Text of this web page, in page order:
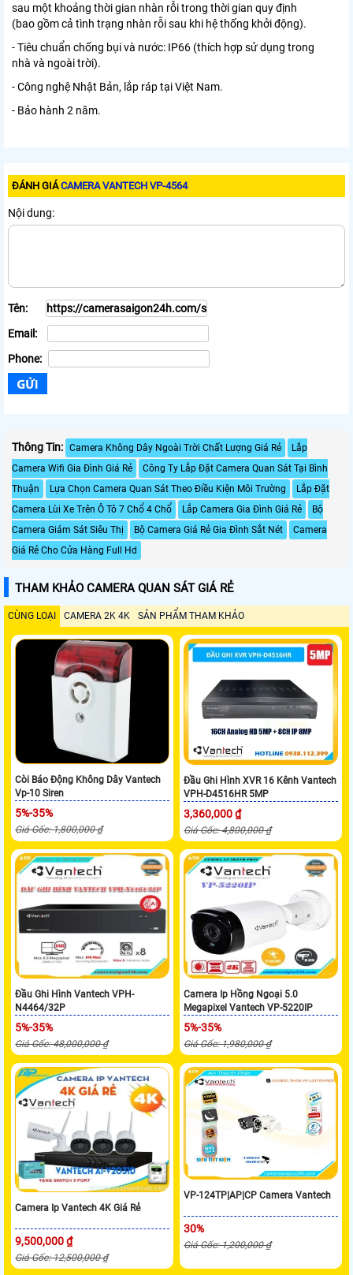
sau một khoảng thời gian nhàn rỗi trong thời gian quy định
(bao gồm cả tình trạng nhàn rỗi sau khi hệ thống khởi động).
- Tiêu chuẩn chống bụi và nước: IP66 (thích hợp sử dụng trong
nhà và ngoài trời).
- Công nghệ Nhật Bản, lắp ráp tại Việt Nam.
- Bảo hành 2 năm.
ĐÁNH GIÁCAMERA VANTECH VP-4564
Nội dung:
Tên:
Email:
Phone:
Thông Tin: Camera Không Dây Ngoài Trời Chất Lượng Giá Rẻ
Lắp
Camera Wifi Gia Đình Giá Rẻ
Công Ty Lắp Đặt Camera Quan Sát Tại Bình
Thuận
Lựa Chọn Camera Quan Sát Theo Điều Kiện Môi Trường
Lắp Đặt
Camera Lùi Xe Trên Ô Tô 7 Chổ 4 Chổ
Lắp Camera Gia Đình Giá Rẻ
Bộ
Camera Giám Sát Siêu Thị
Bộ Camera Giá Rẻ Gia Đình Sắt Nét
Camera
Giá Rẻ Cho Cửa Hàng Full Hd
THAM KHẢO CAMERA QUAN SÁT GIÁ RẺ
CÙNG LOẠI CAMERA 2K 4K SẢN PHẨM THAM KHẢO
Còi Báo Động Không Dây Vantech
Vp-10 Siren
5%-35%
Giá Gốc: 1,800,000 ₫
Đầu Ghi Hình XVR 16 Kênh Vantech
VPH-D4516HR 5MP
3,360,000 ₫
Giá Gốc: 4,800,000 ₫
Đầu Ghi Hình Vantech VPH-
N4464/32P
5%-35%
Giá Gốc: 48,000,000 ₫
Camera Ip Hồng Ngoại 5.0
Megapixel Vantech VP-5220IP
5%-35%
Giá Gốc: 1,980,000 ₫
Camera Ip Vantech 4K Giá Rẻ
9,500,000 ₫
Giá Gốc: 12,500,000 ₫
VP-124TP|AP|CP Camera Vantech
30%
Giá Gốc: 1,200,000 ₫